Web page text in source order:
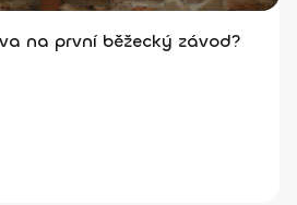
na první běžecký závod?